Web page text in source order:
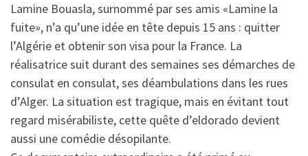
Lamine Bouasla, surnommé par ses amis «Lamine la
fuite», n’a qu’une idée en tête depuis 15 ans : quitter
l’Algérie et obtenir son visa pour la France. La
réalisatrice suit durant des semaines ses démarches de
consulat en consulat, ses déambulations dans les rues
d’Alger. La situation est tragique, mais en évitant tout
regard misérabiliste, cette quête d’eldorado devient
aussi une comédie désopilante.